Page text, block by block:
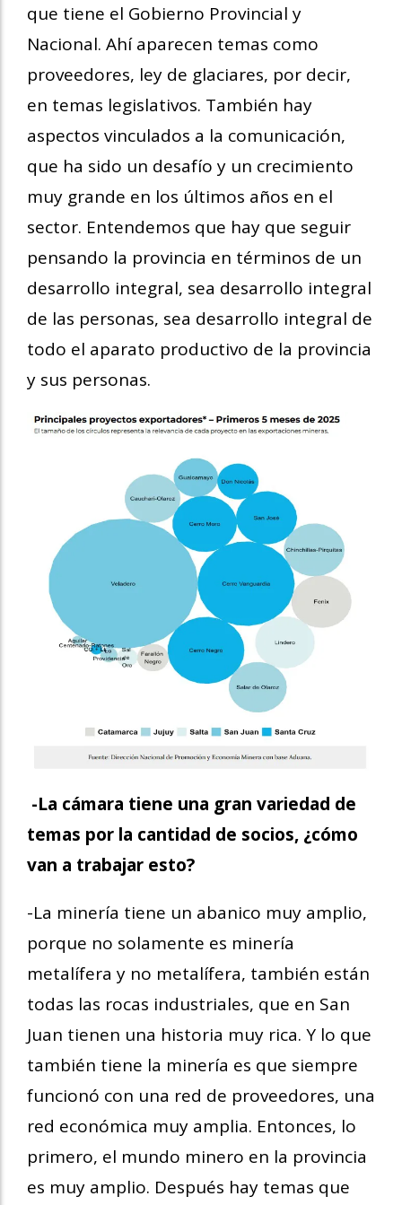
que tiene el Gobierno Provincial y
Nacional. Ahí aparecen temas como
proveedores, ley de glaciares, por decir,
en temas legislativos. También hay
aspectos vinculados a la comunicación,
que ha sido un desafío y un crecimiento
muy grande en los últimos años en el
sector. Entendemos que hay que seguir
pensando la provincia en términos de un
desarrollo integral, sea desarrollo integral
de las personas, sea desarrollo integral de
todo el aparato productivo de la provincia
y sus personas.
-La cámara tiene una gran variedad de
temas por la cantidad de socios, ¿cómo
van a trabajar esto?
-La minería tiene un abanico muy amplio,
porque no solamente es minería
metalífera y no metalífera, también están
todas las rocas industriales, que en San
Juan tienen una historia muy rica. Y lo que
también tiene la minería es que siempre
funcionó con una red de proveedores, una
red económica muy amplia. Entonces, lo
primero, el mundo minero en la provincia
es muy amplio. Después hay temas que